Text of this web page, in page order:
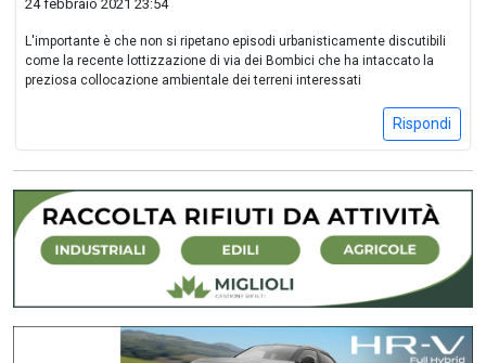
24 febbraio 2021 23:54
L'importante è che non si ripetano episodi urbanisticamente discutibili
come la recente lottizzazione di via dei Bombici che ha intaccato la
preziosa collocazione ambientale dei terreni interessati
Rispondi